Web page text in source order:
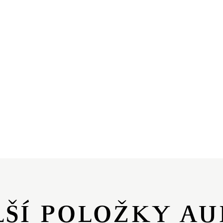
POLOŽKY